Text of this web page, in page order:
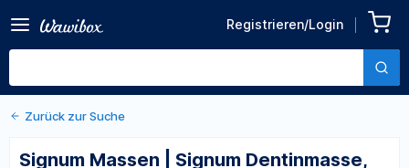
Registrieren/Login
Dentinmasse, C4, Spritze 4
g
Von Kulzer
Zurück zu den Produktdetails
Zurück zur Suche
Signum Massen | Signum Dentinmasse,